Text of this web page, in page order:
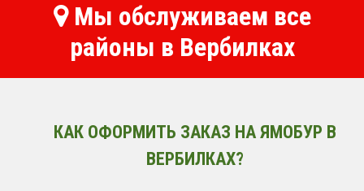
Мы обслуживаем все
районы в Вербилках
КАК ОФОРМИТЬ ЗАКАЗ НА ЯМОБУР В
ВЕРБИЛКАХ?